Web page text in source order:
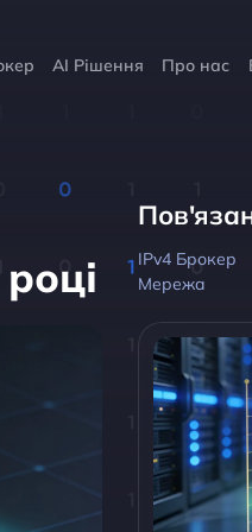
AI Рішення Про нас
IPv4 Брокер
Мережа